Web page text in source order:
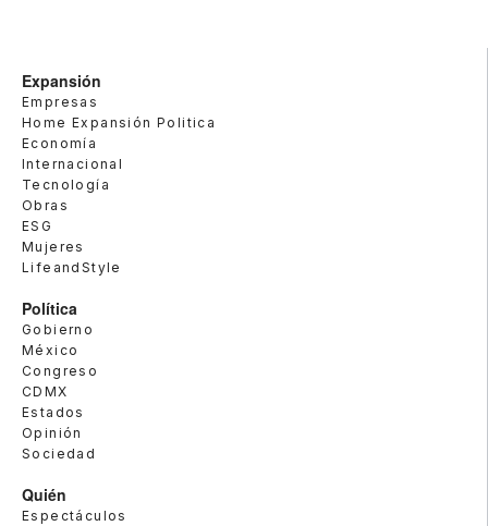
Expansión
Empresas
Home Expansión Politica
Economía
Internacional
Tecnología
Obras
ESG
Mujeres
LifeandStyle
Política
Gobierno
México
Congreso
CDMX
Estados
Opinión
Sociedad
Quién
Espectáculos